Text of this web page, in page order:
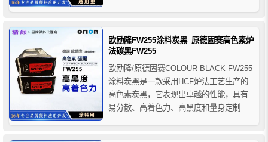
中的调色炭黑有很好的防分色性能，推荐
用于金属铸造的覆盖层，蓄电池，石墨部
欧励隆FW255涂料炭黑_原德固赛高色素炉
法碳黑FW255
欧励隆/原德固赛COLOUR BLACK FW255
涂料炭黑是一款采用HCF炉法工艺生产的
高色素炭黑，它表现出卓越的性能，具有
易分散、高着色力、高黑度和量身定制的